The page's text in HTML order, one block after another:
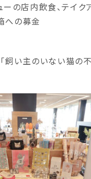
ーの店内飲食、テイク
への募金
飼い主のいない猫の